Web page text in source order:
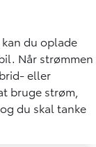
du oplade
Når strømmen
eller
bruge strøm,
du skal tanke